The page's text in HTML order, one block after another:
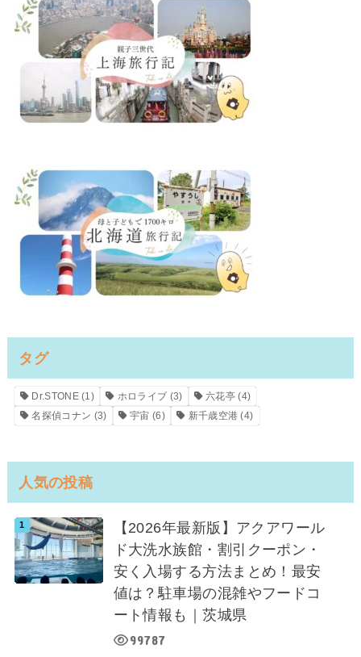
タグ
Dr.STONE(1) ホロライブ (3) 六花亭 (4)
名探偵コナン (3) 宇宙 (6) 新千歳空港 (4)
人気の投稿
【2026年最新版】アクアワール
ド大洗水族館・割引クーポン・
安く入場する方法まとめ！最安
値は？駐車場の混雑やフードコ
ート情報も｜茨城県
99787